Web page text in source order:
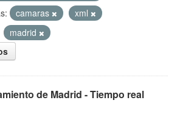
camaras
xml
madrid
de Madrid - Tiempo real